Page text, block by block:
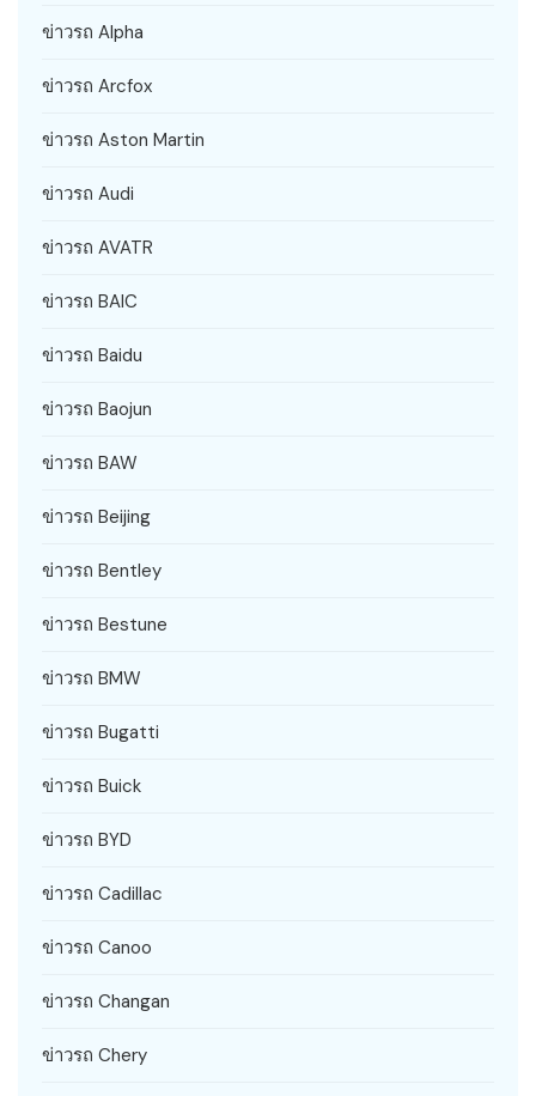
ข่าวรถ Alpha
ข่าวรถ Arcfox
ข่าวรถ Aston Martin
ข่าวรถ Audi
ข่าวรถ AVATR
ข่าวรถ BAIC
ข่าวรถ Baidu
ข่าวรถ Baojun
ข่าวรถ BAW
ข่าวรถ Beijing
ข่าวรถ Bentley
ข่าวรถ Bestune
ข่าวรถ BMW
ข่าวรถ Bugatti
ข่าวรถ Buick
ข่าวรถ BYD
ข่าวรถ Cadillac
ข่าวรถ Canoo
ข่าวรถ Changan
ข่าวรถ Chery